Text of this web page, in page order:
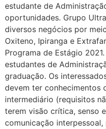
estudante de
oportunidades. Grupo
diversos negócios por
Oxiteno, Ipiranga e
Programa de Estágio
estudantes de
graduação. Os
devem ter conhecimentos
intermediário (requisitos
terem visão crítica, senso
comunicação